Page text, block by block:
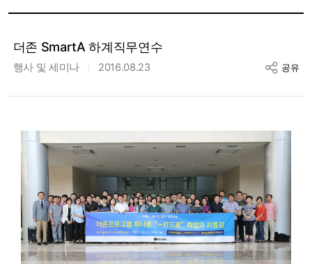
더존 SmartA 하계직무연수
행사 및 세미나 2016.08.23 공유